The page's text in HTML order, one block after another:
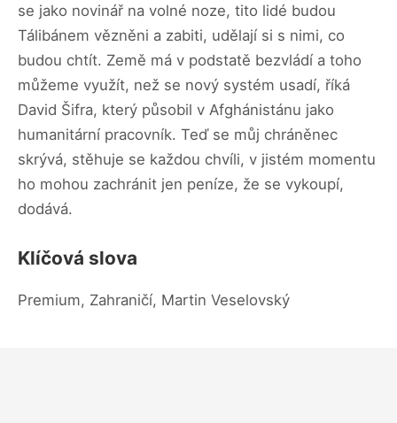
se jako novinář na volné noze, tito lidé budou
Tálibánem vězněni a zabiti, udělají si s nimi, co
budou chtít. Země má v podstatě bezvládí a toho
můžeme využít, než se nový systém usadí, říká
David Šifra, který působil v Afghánistánu jako
humanitární pracovník. Teď se můj chráněnec
skrývá, stěhuje se každou chvíli, v jistém momentu
ho mohou zachránit jen peníze, že se vykoupí,
dodává.
Klíčová slova
Premium, Zahraničí, Martin Veselovský